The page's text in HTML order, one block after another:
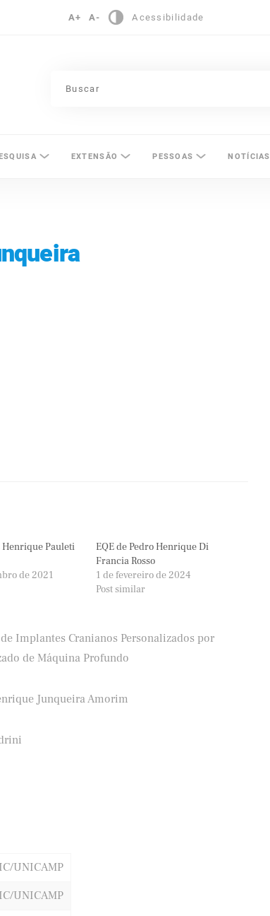
A+ A- Acessibilidade
EXTENSÃO PESSOAS NOTÍCIAS
Henrique Pauleti
de 2021
EQE de Pedro Henrique Di
Francia Rosso
1 de fevereiro de 2024
Post similar
Implantes Cranianos Personalizados por
de Máquina Profundo
Junqueira Amorim
IC/UNICAMP
IC/UNICAMP
Banco Santander